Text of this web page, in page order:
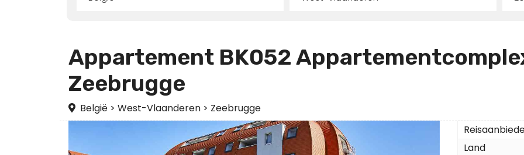
Appartement BK052
Zeebrugge
België > West-Vlaanderen > Zeebrugge
Land